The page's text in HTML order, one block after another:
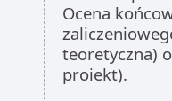
Ocena
teoretyczna)
proiekt).